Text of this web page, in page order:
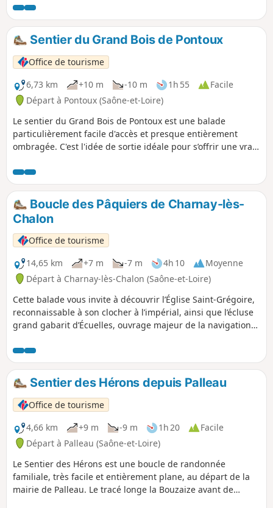
volailles appétissantes. Ni une, ni deux, Max entraîne son
ami Jack sur les traces de son aïeul, mais les choses ont
bien changé depuis les années 1950.
Sentier du Grand Bois de Pontoux
Office de tourisme
6,73 km
+10 m -10 m 1h 55
Facile
Départ à Pontoux (Saône-et-Loire)
Le sentier du Grand Bois de Pontoux est une balade
particulièrement facile d'accès et presque entièrement
ombragée. C'est l'idée de sortie idéale pour s’offrir une vraie
d’un magnifique ensemble d’étangs préservés. Une
escapade ressourçante à ne pas manquer !
Boucle des Pâquiers de Charnay-lès-
Chalon
Office de tourisme
14,65 km
+7 m -7 m 4h 10
Moyenne
Départ à Charnay-lès-Chalon (Saône-et-Loire)
Cette balade vous invite à découvrir l’Église Saint-Grégoire,
reconnaissable à son clocher à l’impérial, ainsi que l’écluse
grand gabarit d’Écuelles, ouvrage majeur de la navigation
Val de Saône, refuge du courlis cendré.
Sentier des Hérons depuis Palleau
Office de tourisme
4,66 km
+9 m -9 m 1h 20
Facile
Départ à Palleau (Saône-et-Loire)
Le Sentier des Hérons est une boucle de randonnée
familiale, très facile et entièrement plane, au départ de la
mairie de Palleau. Le tracé longe la Bouzaize avant de